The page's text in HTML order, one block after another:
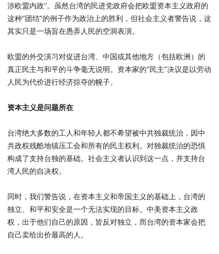
涉欧盟内政”。虽然台湾的民进党政府会把欧盟资本主义政府的
这种“团结”的例子作为政治上的胜利，但社会主义者警告说，这
其实只是一场旨在愚弄人民的空洞表演。
欧盟的外交演习对促进台湾、中国或其他地方（包括欧洲）的
真正民主与和平的斗争毫无说明。资本家的“民主”决议是以劳动
人民为代价进行经济掠夺的幌子。
资本主义是问题所在
台湾绝大多数的工人和年轻人都不希望被中共独裁统治，因中
共政权残酷地镇压工会和所有的民主权利。对独裁统治的恐惧
构成了支持台独的基础。社会主义者认识到这一点，并支持台
湾人民的自决权。
同时，我们警告说，在资本主义和帝国主义的基础上，台湾的
独立、和平和安全是一个无法实现的目标。中美资本主义政
权，出于他们自己的原因，皆反对独立，而台湾的资本家会把
自己卖给出价最高的人。